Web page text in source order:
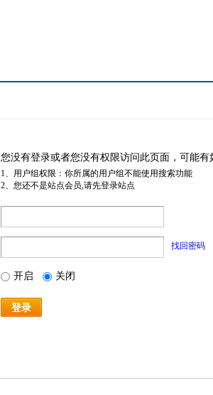
您没有登录或者您没有权限访问此页面，可能有
1、用户组权限：你所属的用户组不能使用搜索功能
2、您还不是站点会员,请先登录站点
找回密码
开启 关闭
登录